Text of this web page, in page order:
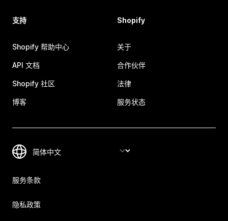
支持
Shopify 帮助中心
API 文档
Shopify 社区
博客
Shopify
关于
合作伙伴
法律
服务状态
服务条款
隐私政策